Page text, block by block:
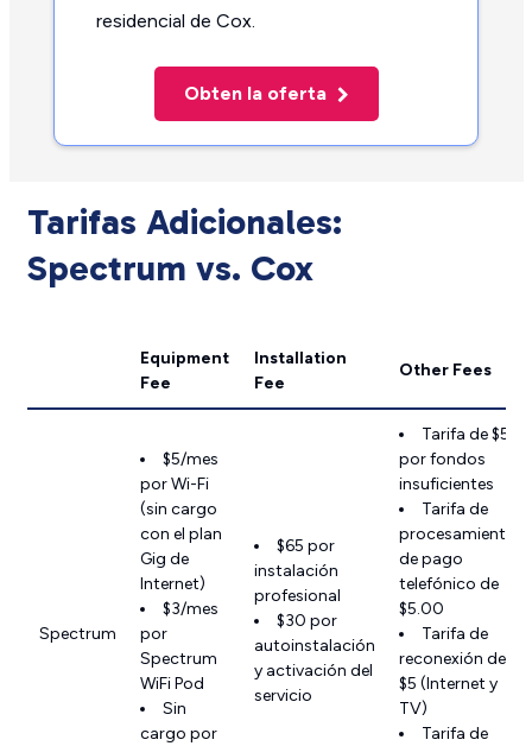
residencial de Cox.
Obten la oferta
Tarifas Adicionales:
Spectrum vs. Cox
Equipment
Fee
Installation
Fee
Other Fees
Spectrum
$5/mes
por Wi-Fi
(sin cargo
con el plan
Gig de
Internet)
$3/mes
por
Spectrum
WiFi Pod
Sin
cargo por
$65 por
instalación
profesional
$30 por
autoinstalación
y activación del
servicio
Tarifa de $5
por fondos
insuficientes
Tarifa de
procesamiento
de pago
telefónico de
$5.00
Tarifa de
reconexión de
$5 (Internet y
TV)
Tarifa de